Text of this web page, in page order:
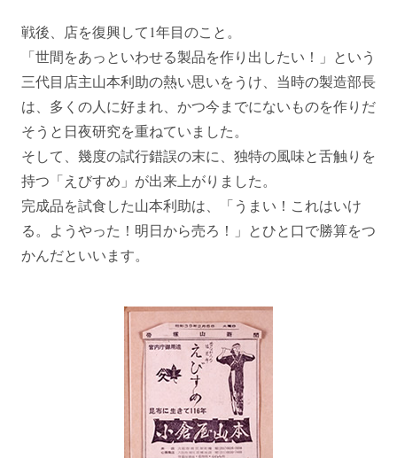
戦後、店を復興して1年目のこと。
「世間をあっといわせる製品を作り出したい！」という
三代目店主山本利助の熱い思いをうけ、当時の製造部長
は、多くの人に好まれ、かつ今までにないものを作りだ
そうと日夜研究を重ねていました。
そして、幾度の試行錯誤の末に、独特の風味と舌触りを
持つ「えびすめ」が出来上がりました。
完成品を試食した山本利助は、「うまい！これはいけ
る。ようやった！明日から売ろ！」とひと口で勝算をつ
かんだといいます。